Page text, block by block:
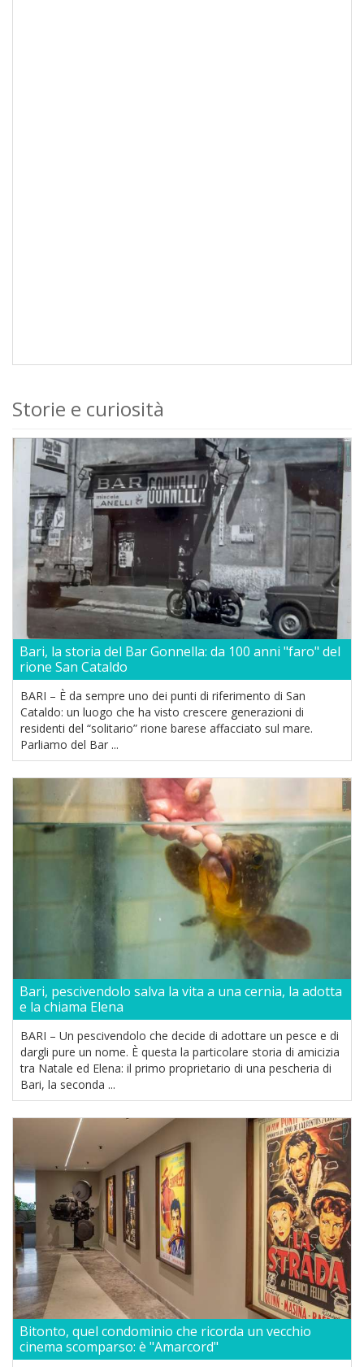
Storie e curiosità
Bari, la storia del Bar Gonnella: da 100 anni "faro" del
rione San Cataldo
BARI – È da sempre uno dei punti di riferimento di San
Cataldo: un luogo che ha visto crescere generazioni di
residenti del “solitario” rione barese affacciato sul mare.
Parliamo del Bar ...
Bari, pescivendolo salva la vita a una cernia, la adotta
e la chiama Elena
BARI – Un pescivendolo che decide di adottare un pesce e di
dargli pure un nome. È questa la particolare storia di amicizia
tra Natale ed Elena: il primo proprietario di una pescheria di
Bari, la seconda ...
Bitonto, quel condominio che ricorda un vecchio
cinema scomparso: è "Amarcord"